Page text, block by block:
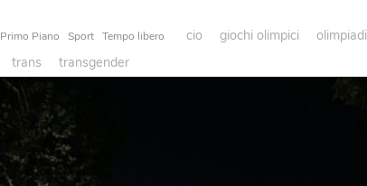
Primo Piano Sport Tempo libero cio giochi olimpici
olimpiadi
trans transgender